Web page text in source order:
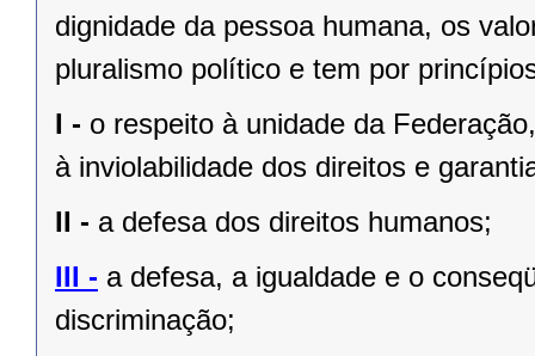
dignidade da pessoa humana, os
pluralismo político e tem por
I - o respeito à unidade da
à inviolabilidade dos direitos e
II - a defesa dos direitos humanos;
III - a defesa, a igualdade e o
discriminação;